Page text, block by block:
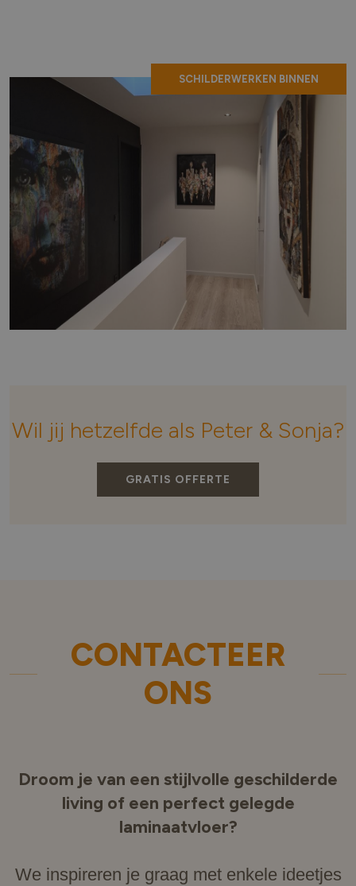
SCHILDERWERKEN BINNEN
Wil jij hetzelfde als Peter & Sonja?
GRATIS OFFERTE
CONTACTEER
ONS
Droom je van een stijlvolle geschilderde
living of een perfect gelegde
laminaatvloer?
We inspireren je graag met enkele ideetjes